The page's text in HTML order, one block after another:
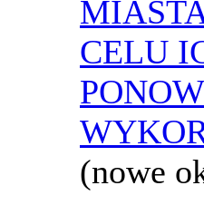
CELU
(nowe